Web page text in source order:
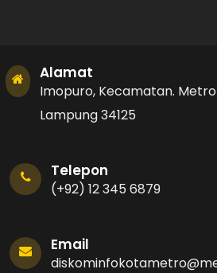
Alamat
Imopuro, Kecamatan.
Lampung 34125
Telepon
(+92) 12 345 6879
Email